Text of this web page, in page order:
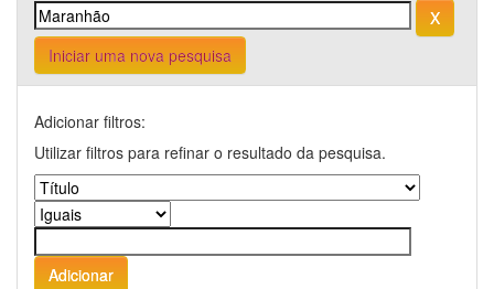
Iniciar uma nova pesquisa
Adicionar filtros:
Utilizar filtros para refinar o resultado da pesquisa.